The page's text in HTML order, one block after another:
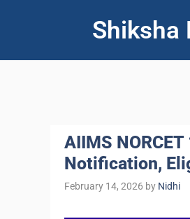
Shiksha
AIIMS
Notification,
February 14, 2026 by Nidhi